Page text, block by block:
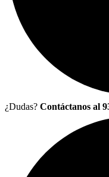
¿Dudas? Contáctanos al